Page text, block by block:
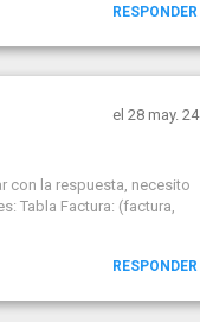
RESPONDER
el 28 may. 24
con la respuesta, necesito
Tabla Factura: (factura,
RESPONDER